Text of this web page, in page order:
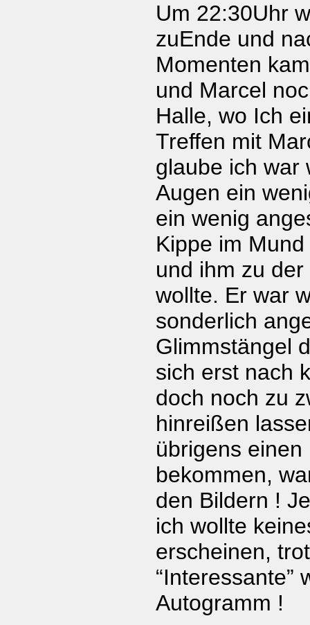
Um 22:30Uhr
zuEnde und
Momenten
und Marcel
Halle, wo Ich
Treffen mit
glaube ich war
Augen ein
ein wenig
Kippe im
und ihm zu
wollte. Er war
sonderlich
Glimmstängel
sich erst nach
doch noch zu
hinreißen
übrigens einen
bekommen,
den Bildern !
ich wollte
erscheinen,
“Interessante”
Autogramm !